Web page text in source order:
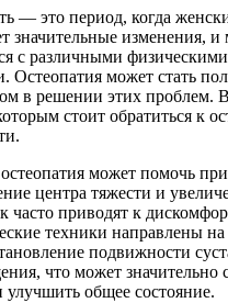
— это период, когда
значительные изменения,
с различными
Остеопатия может стать
в решении этих проблем.
стоит обратиться к
может помочь
центра тяжести и
часто приводят к
техники направлены на
подвижности
что может значительно
общее состояние.